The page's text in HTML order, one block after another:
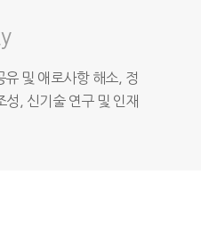
및 애로사항 해소, 정
성, 신기술 연구 및 인재